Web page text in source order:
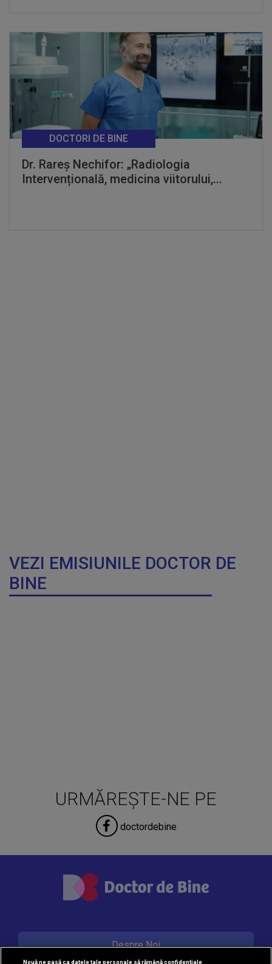
Dr. Rareș Nechifor: „Radiologia
Intervențională, medicina viitorului,...
DOCTORI DE BINE
VEZI EMISIUNILE DOCTOR DE
BINE
URMĂREȘTE-NE PE
doctordebine
Despre Noi
Nouă ne pasă ca datele tale personale să rămână confidențiale